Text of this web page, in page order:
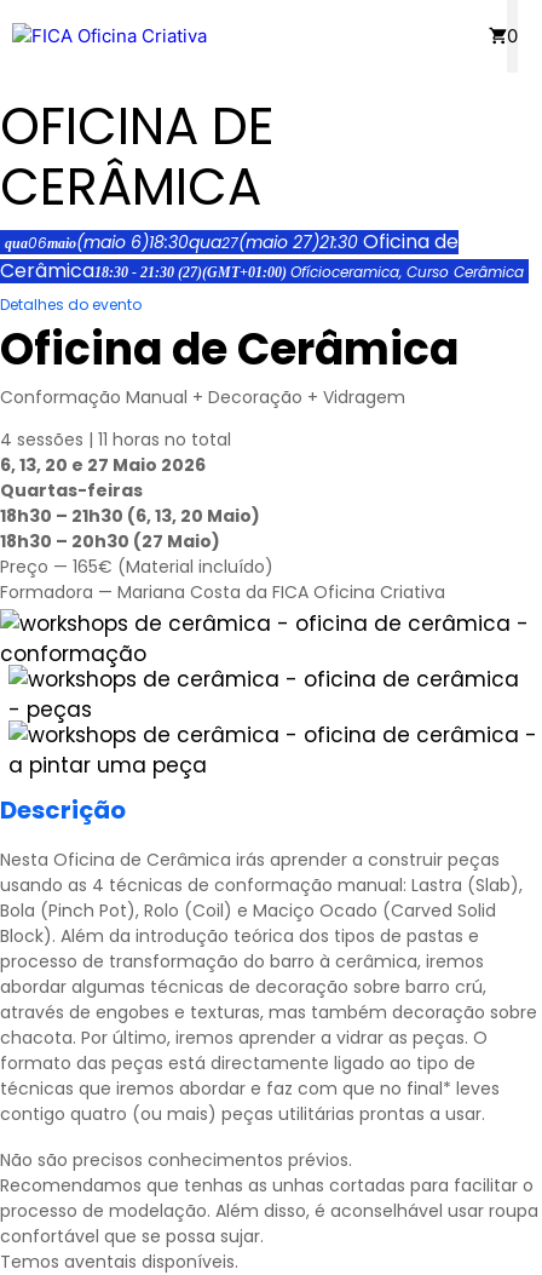
para
conteúdo
0
OFICINA DE
CERÂMICA
qua06maio(maio 6)18:30qua27(maio 27)21:30 Oficina de
Cerâmica18:30 - 21:30 (27)(GMT+01:00) Ofícioceramica, Curso Cerâmica
Detalhes do evento
Oficina de Cerâmica
Conformação Manual + Decoração + Vidragem
4 sessões | 11 horas no total
6, 13, 20 e 27 Maio 2026
Quartas-feiras
18h30 – 21h30 (6, 13, 20 Maio)
18h30 – 20h30 (27 Maio)
Preço — 165€ (Material incluído)
Formadora — Mariana Costa da FICA Oficina Criativa
Descrição
Nesta Oficina de Cerâmica irás aprender a construir peças
usando as 4 técnicas de conformação manual: Lastra (Slab),
Bola (Pinch Pot), Rolo (Coil) e Maciço Ocado (Carved Solid
Block). Além da introdução teórica dos tipos de pastas e
processo de transformação do barro à cerâmica, iremos
abordar algumas técnicas de decoração sobre barro crú,
através de engobes e texturas, mas também decoração sobre
chacota. Por último, iremos aprender a vidrar as peças. O
formato das peças está directamente ligado ao tipo de
técnicas que iremos abordar e faz com que no final* leves
contigo quatro (ou mais) peças utilitárias prontas a usar.
Não são precisos conhecimentos prévios.
Recomendamos que tenhas as unhas cortadas para facilitar o
processo de modelação. Além disso, é aconselhável usar roupa
confortável que se possa sujar.
Temos aventais disponíveis.